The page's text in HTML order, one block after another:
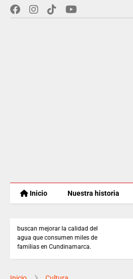
Inicio Nuestra historia
REFLEXIÓN DE HOY